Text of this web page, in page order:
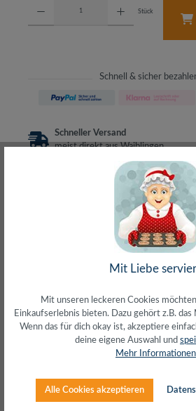
Stück
Schnell & sicher
Schneller Versand
meist direkt aus Waiblingen
30 Tage Rückgaberecht
ohne Risiko bestellen
– Frag den Profi!
kostenlos und persönlich
Über 20+ Jahre Erfahrung
wir wissen von was wir sprechen
Beschreibung
Für den Telefon- oder
Patchkabel Cat.5eU/UTP, 30 AWG
Herstellerinfos
Mit Liebe
Mit unseren leckeren Cookies
Einkaufserlebnis bieten. Dazu gehört z.B.
Wenn das für dich okay ist, akzeptiere
deine eigene Auswahl und
Mehr Informationen
Alle Cookies akzeptieren